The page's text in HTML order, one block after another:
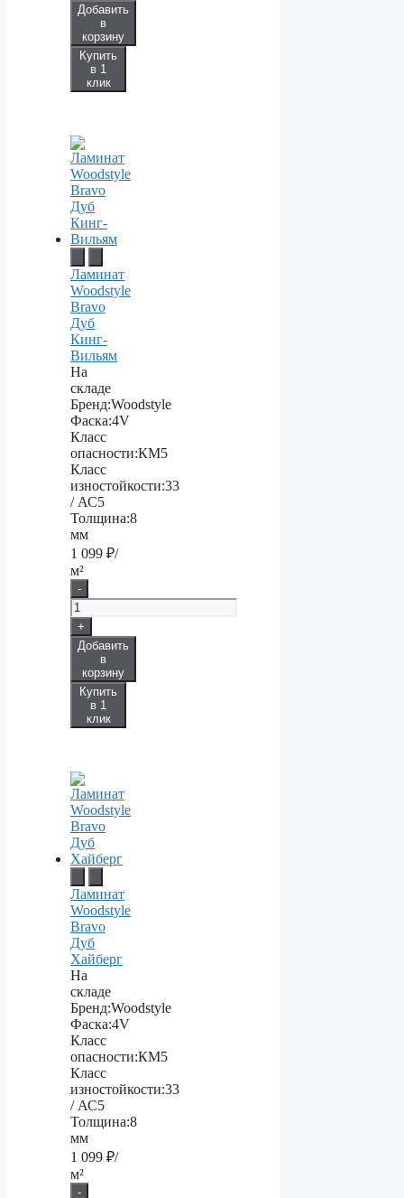
Добавить
в
корзину
Купить
в 1
клик
Ламинат
Woodstyle
Bravo
Дуб
Кинг-
Вильям
На
складе
Бренд:Woodstyle
Фаска:4V
Класс
опасности:КМ5
Класс
изностойкости:33
/ АС5
Толщина:8
мм
1 099 ₽/
м²
-
+
Добавить
в
корзину
Купить
в 1
клик
Ламинат
Woodstyle
Bravo
Дуб
Хайберг
На
складе
Бренд:Woodstyle
Фаска:4V
Класс
опасности:КМ5
Класс
изностойкости:33
/ АС5
Толщина:8
мм
1 099 ₽/
м²
-